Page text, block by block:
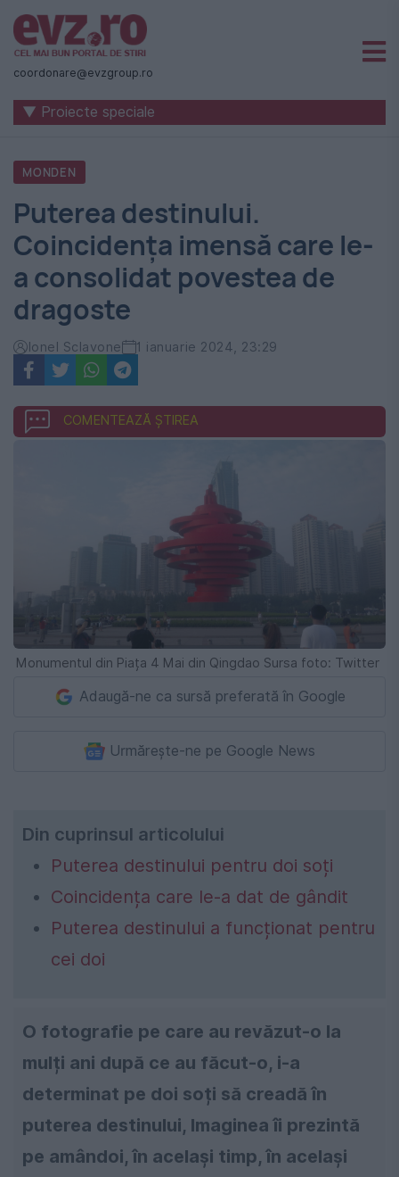
Știri
naționale
internaționale
România
-
Evenimentul
Zilei
coordonare@evzgroup.ro
▼ Proiecte speciale
MONDEN
Puterea destinului.
Coincidența imensă care le-
a consolidat povestea de
dragoste
Ionel Sclavone 1 ianuarie 2024, 23:29
COMENTEAZĂ ȘTIREA
Monumentul din Piața 4 Mai din Qingdao Sursa foto: Twitter
Adaugă-ne ca sursă preferată în Google
Urmărește-ne pe Google News
Din cuprinsul articolului
Puterea destinului pentru doi soți
Coincidența care le-a dat de gândit
Puterea destinului a funcționat pentru
cei doi
O fotografie pe care au revăzut-o la
mulți ani după ce au făcut-o, i-a
determinat pe doi soți să creadă în
puterea destinului, Imaginea îi prezintă
pe amândoi, în același timp, în același